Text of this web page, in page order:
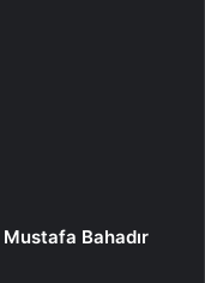
Mustafa Bahadır